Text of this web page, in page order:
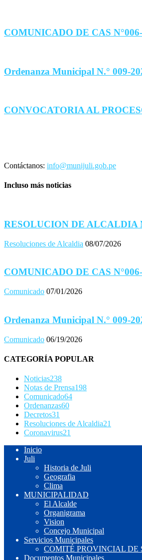
COMUNICADO DE CAS
Ordenanza Municipal N.° 009-
CONVOCATORIA AL
Contáctanos: info@munijuli.gob.pe
Incluso más noticias
RESOLUCION DE ALCALDIA
Resoluciones de Alcaldia 08/07/2026
COMUNICADO DE CAS
Comunicado 07/01/2026
Ordenanza Municipal N.° 009-
Comunicado 06/19/2026
CATEGORÍA POPULAR
Noticias238
Notas de Prensa198
Comunicado64
Ordenanzas60
Decretos31
Resoluciones de Alcaldia21
Coronavirus21
Inicio
Juli
Historia de Juli
Geografia
Clima
MUNICIPALIDAD
El Alcalde
Organigrama
Vision
Concejo Municipal
Servicios Municipales
COMITÉ PROVINCIAL
Documentos Municipales